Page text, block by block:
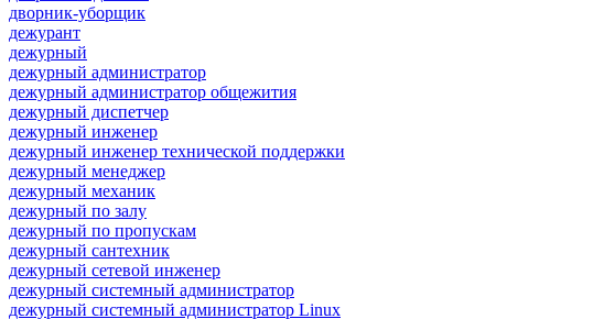
дворник-уборщик
дежурант
дежурный
дежурный администратор
дежурный администратор общежития
дежурный диспетчер
дежурный инженер
дежурный инженер технической поддержки
дежурный менеджер
дежурный механик
дежурный по залу
дежурный по пропускам
дежурный сантехник
дежурный сетевой инженер
дежурный системный администратор
дежурный системный администратор Linux